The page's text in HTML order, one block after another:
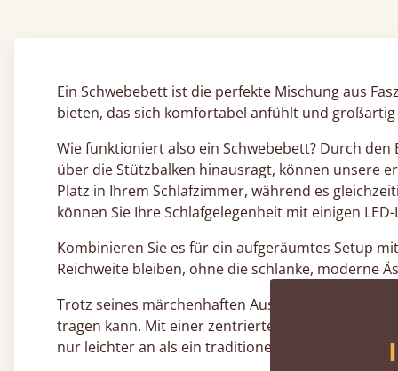
Ein Schwebebett ist die perfekte Mischung aus
bieten, das sich komfortabel anfühlt und großartig
Wie funktioniert also ein Schwebebett? Durch
über die Stützbalken hinausragt, können unsere
Platz in Ihrem Schlafzimmer, während es
können Sie Ihre Schlafgelegenheit mit einigen
Kombinieren Sie es für ein aufgeräumtes Setup
Reichweite bleiben, ohne die schlanke, moderne
Trotz seines märchenhaften Aussehens ist ein
tragen kann. Mit einer zentrierten, soliden Basis,
nur leichter an als ein traditionelles Bettgestell,